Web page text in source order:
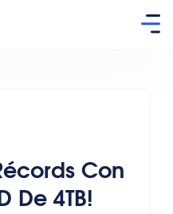
Con
De 4TB!